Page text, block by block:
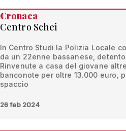
Cronaca
Centro Schei
In Centro Studi la Polizia Locale
da un 22enne bassanese,
Rinvenute a casa del giovane
banconote per oltre 13.000 euro,
spaccio
26 feb 2024